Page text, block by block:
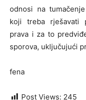
odnosi na
koji treba rješavati
prava i za to
sporova, uključujući
fena
Post Views: 245